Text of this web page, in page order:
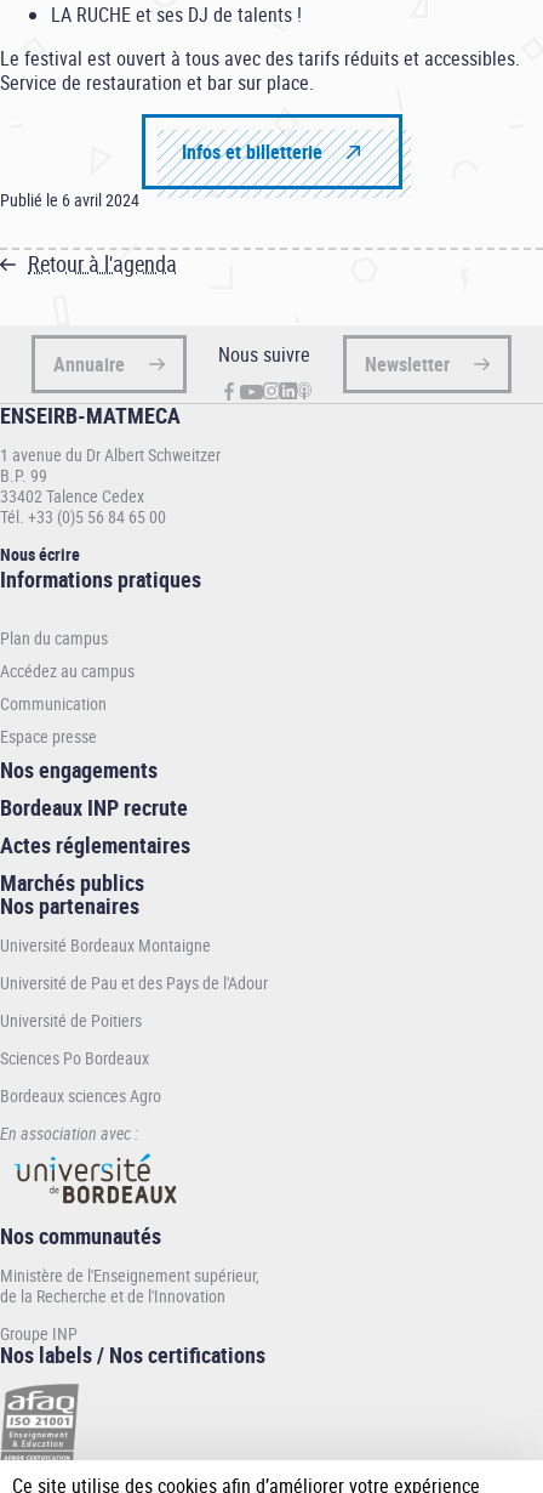
LA RUCHE et ses DJ de talents !
Le festival est ouvert à tous avec des tarifs réduits et accessibles.
Service de restauration et bar sur place.
Infos et billetterie
Publié le 6 avril 2024
Retour à l'agenda
Annuaire Nous suivre Newsletter
ENSEIRB-MATMECA
1 avenue du Dr Albert Schweitzer
B.P. 99
33402 Talence Cedex
Tél. +33 (0)5 56 84 65 00
Nous écrire
Informations
ENSEIRB-
MATMECA
Informations pratiques
Plan du campus
Accédez au campus
Communication
Espace presse
Nos engagements
Bordeaux INP recrute
Actes réglementaires
Marchés publics
Nos partenaires
Université Bordeaux Montaigne
Université de Pau et des Pays de l'Adour
Université de Poitiers
Sciences Po Bordeaux
Bordeaux sciences Agro
En association avec :
Nos communautés
Ministère de l'Enseignement supérieur,
de la Recherche et de l'Innovation
Groupe INP
Nos labels / Nos certifications
Ce site utilise des cookies afin d’améliorer votre expérience